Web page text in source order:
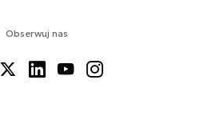
Obserwuj nas